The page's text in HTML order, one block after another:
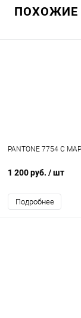
ПОХОЖИЕ
PANTONE 7754 C
1 200 руб. / шт
Подробнее